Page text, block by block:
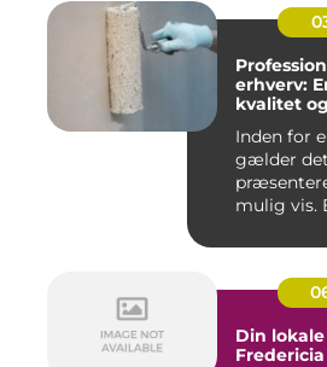
erhverv:
kvalitet
Inden for
gælder
mulig vis.
Din
Fredericia